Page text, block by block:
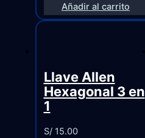
Añadir al carrito
Llave Allen
Hexagonal 3 en
1
S/15.00